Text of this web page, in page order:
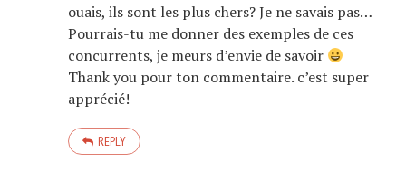
ouais, ils sont les plus chers? Je ne savais pas…
Pourrais-tu me donner des exemples de ces
concurrents, je meurs d’envie de savoir
Thank you pour ton commentaire. c’est super
apprécié!
REPLY